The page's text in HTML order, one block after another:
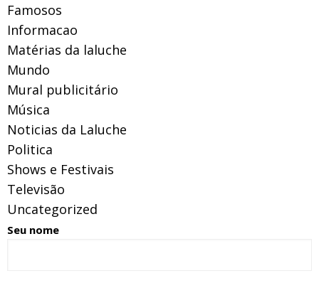
Famosos
Informacao
Matérias da laluche
Mundo
Mural publicitário
Música
Noticias da Laluche
Politica
Shows e Festivais
Televisão
Uncategorized
Seu nome